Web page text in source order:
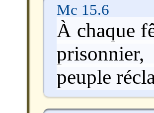
Mc 15.6
À chaque
peuple